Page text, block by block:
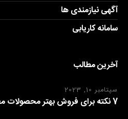
آگهی نیازمندی ها
سامانه کاریابی
آخرین مطالب
سپتامبر 10, 2023
7 نکته برای فروش بهتر محصولات معدنی